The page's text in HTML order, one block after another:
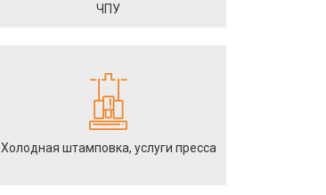
ЧПУ
Холодная штамповка, услуги пресса